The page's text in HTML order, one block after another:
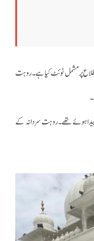
پرمشمل ٹوئٹ کیا ہے۔روہت
کے کروکشیترا میں پیدا ہوئے تھے۔روہت سردانہ کے